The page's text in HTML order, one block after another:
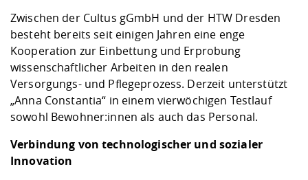
Jobs, Praktika,
Zwischen der Cultus gGmbH und der HTW Dresden
besteht bereits seit einigen Jahren eine enge
Kooperation zur Einbettung und Erprobung
wissenschaftlicher Arbeiten in den realen
Versorgungs- und Pflegeprozess. Derzeit unterstützt
„Anna Constantia“ in einem vierwöchigen Testlauf
sowohl Bewohner:innen als auch das Personal.
Verbindung von technologischer und sozialer
Innovation